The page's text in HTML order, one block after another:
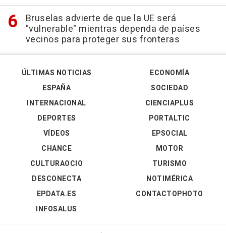
Bruselas advierte de que la UE será
"vulnerable" mientras dependa de países
vecinos para proteger sus fronteras
ÚLTIMAS NOTICIAS
ESPAÑA
INTERNACIONAL
DEPORTES
VÍDEOS
ECONOMÍA
SOCIEDAD
CIENCIAPLUS
PORTALTIC
EPSOCIAL
CHANCE
CULTURAOCIO
DESCONECTA
EPDATA.ES
INFOSALUS
MOTOR
TURISMO
NOTIMÉRICA
CONTACTOPHOTO